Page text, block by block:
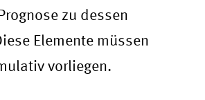
zu dessen
Elemente müssen
vorliegen.